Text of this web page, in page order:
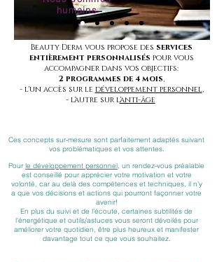
humains
Beauty Derm vous propose des services
entièrement personnalisés pour vous
accompagner dans vos objectifs:
2 programmes de 4 mois,
- l'un accès sur le développement personnel,
- l'autre sur l'anti-âge
Ces concepts sur-mesure sont parfaitement adaptés suivant
vos problématiques et vos attentes.
Pour le développement personnel, un rendez-vous préalable
est conseillé pour apprécier votre motivation et votre
volonté, car au delà des compétences et techniques, il n'y
a que vos décisions et actions qui pourront façonner votre
avenir!
En plus du suivi et de l'écoute, certaines subtilités de
l'énergétique et outils/astuces vous seront dévoilés pour
améliorer votre quotidien, être plus heureux et manifester
davantage tout ce que vous souhaitez.